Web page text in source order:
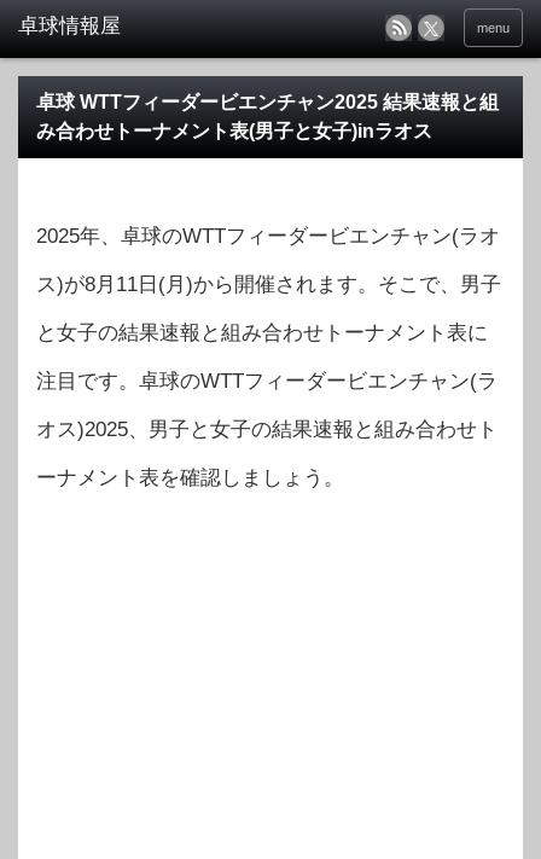
menu
卓球 WTTフィーダービエンチャン2025 結果速報と組
み合わせトーナメント表(男子と女子)inラオス
2025年、卓球のWTTフィーダービエンチャン(ラオ
ス)が8月11日(月)から開催されます。そこで、男子
と女子の結果速報と組み合わせトーナメント表に
注目です。卓球のWTTフィーダービエンチャン(ラ
オス)2025、男子と女子の結果速報と組み合わせト
ーナメント表を確認しましょう。